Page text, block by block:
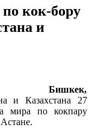
кок-бору
и
Бишкек,
и Казахстана 27
мира по кокпару